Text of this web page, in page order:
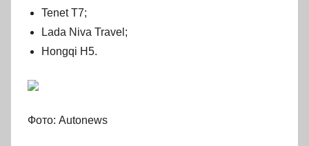
Tenet T7;
Lada Niva Travel;
Hongqi H5.
Фото: Autonews